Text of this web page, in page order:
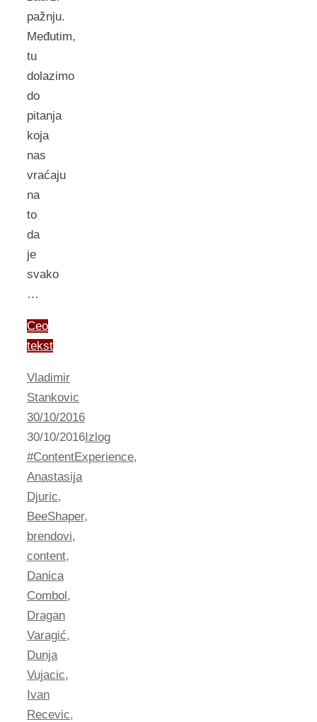
pažnju.
Međutim,
tu
dolazimo
do
pitanja
koja
nas
vraćaju
na
to
da
je
svako
…
Ceo
tekst
Vladimir
Stankovic
30/10/2016
30/10/2016Izlog
#ContentExperience,
Anastasija
Djuric,
BeeShaper,
brendovi,
content,
Danica
Combol,
Dragan
Varagić,
Dunja
Vujacic,
Ivan
Recevic,